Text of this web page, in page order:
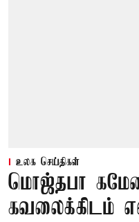
உலக செய்திகள்
மொஜ்தபா
கவலைக்கிடம்